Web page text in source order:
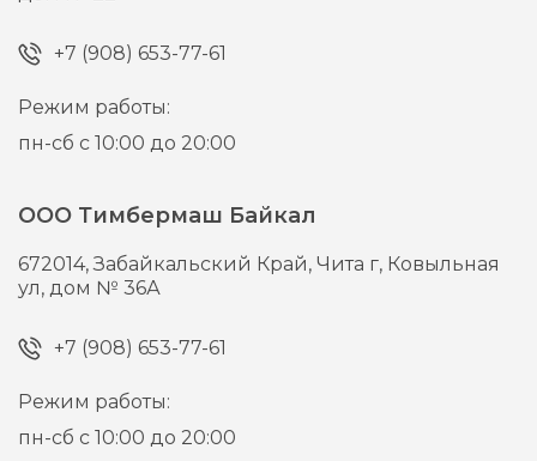
+7 (908) 653-77-61
Режим работы:
пн-сб с 10:00 до 20:00
ООО Тимбермаш Байкал
672014,Забайкальский Край, Чита г, Ковыльная
ул, дом № 36А
+7 (908) 653-77-61
Режим работы:
пн-сб с 10:00 до 20:00